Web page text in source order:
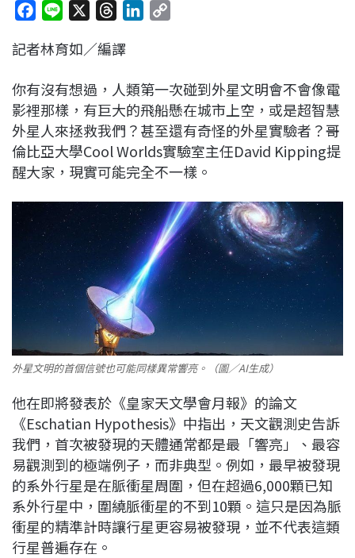
c
b
o
o
k
n
r
a
d
s
e
d
I
n
L
i
n
k
記者林育如／編譯
你有沒有想過，人類第一次碰到外星文明會不會像電
影裡那樣，有巨大的飛船懸在城市上空，或是超智慧
外星人來拯救我們？甚至還有奇怪的外星實驗者？哥
倫比亞大學Cool Worlds實驗室主任David Kipping提
醒大家，現實可能完全不一樣。
外星文明的首個信號也可能同樣異常響亮。（圖／AI生成）
他在即將發表於《皇家天文學會月報》的論文
《Eschatian Hypothesis》中指出，天文觀測史告訴
我們，首次被發現的天體通常都是最「響亮」、最容
易觀測到的極端例子，而非典型。例如，最早被發現
的系外行星是在脈衝星周圍，但在超過6,000顆已知
系外行星中，圍繞脈衝星的不到10顆。這只是因為脈
衝星的精準計時讓行星更容易被發現，並不代表這類
行星普遍存在。